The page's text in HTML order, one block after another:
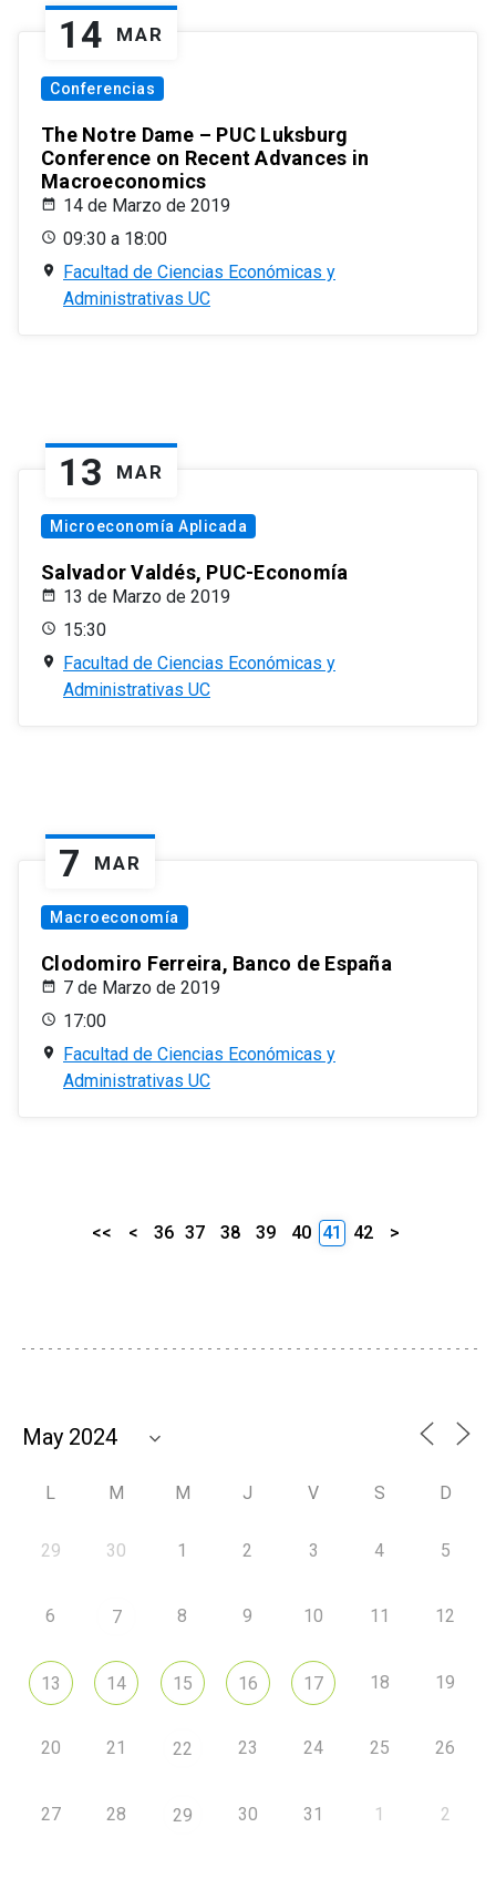
14 MAR
Conferencias
The Notre Dame – PUC Luksburg
Conference on Recent Advances in
Macroeconomics
14 de Marzo de 2019
09:30 a 18:00
Facultad de Ciencias Económicas y
Administrativas UC
13 MAR
Microeconomía Aplicada
Salvador Valdés, PUC-Economía
13 de Marzo de 2019
15:30
Facultad de Ciencias Económicas y
Administrativas UC
7 MAR
Macroeconomía
Clodomiro Ferreira, Banco de España
7 de Marzo de 2019
17:00
Facultad de Ciencias Económicas y
Administrativas UC
<< < 36 37 38 39 40 41 42 >
L M M J V S D
29 30 1 2 3 4 5
6 7 8 9 10 11 12
13 14 15 16 17 18 19
20 21 22 23 24 25 26
27 28 29 30 31 1 2